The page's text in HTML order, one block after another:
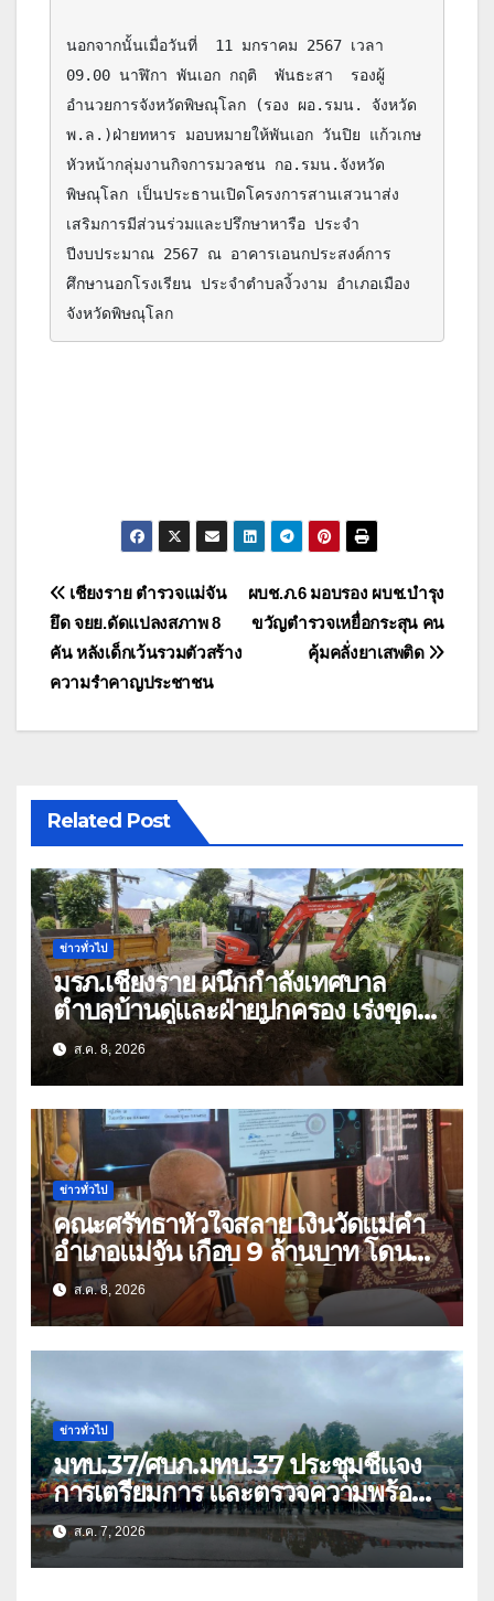
นอกจากนั้นเมื่อวันที่  11 มกราคม 2567 เวลา
09.00 นาฬิกา พันเอก กฤติ  พันธะสา  รองผู้
อำนวยการจังหวัดพิษณุโลก (รอง ผอ.รมน. จังหวัด
พ.ล.)ฝ่ายทหาร มอบหมายให้พันเอก วันปิย แก้วเกษ
หัวหน้ากลุ่มงานกิจการมวลชน กอ.รมน.จังหวัด
พิษณุโลก เป็นประธานเปิดโครงการสานเสวนาส่ง
เสริมการมีส่วนร่วมและปรึกษาหารือ ประจำ
ปีงบประมาณ 2567 ณ อาคารเอนกประสงค์การ
ศึกษานอกโรงเรียน ประจำตำบลงิ้วงาม อำเภอเมือง
แนะแนว
เรื่อง
ผบช.ภ.6 มอบรอง ผบช.บำรุง
ขวัญตำรวจเหยื่อกระสุน คน
คุ้มคลั่งยาเสพติด
เชียงราย ตำรวจแม่จัน
ยึด จยย.ดัดแปลงสภาพ 8
คัน หลังเด็กเว้นรวมตัวสร้าง
ความรำคาญประชาชน
Related Post
ข่าวทั่วไป
มรภ.เชียงราย ผนึกกำลังเทศบาล
ตำบลบ้านดู่และฝ่ายปกครอง เร่งขุด
ลอกสิ่งกีดขวางทางน้ำ ป้องกันและลด
ปัญหาน้ำท่วม
ส.ค. 8, 2026
ข่าวทั่วไป
คณะศรัทธาหัวใจสลาย เงินวัดแม่คำ
อำเภอแม่จัน เกือบ 9 ล้านบาท โดน
แก๊งคอลเซ็นเตอร์หลอกให้โอนข้ามปีก
ว่า 66 บัญชี
ส.ค. 8, 2026
ข่าวทั่วไป
มทบ.37/ศบภ.มทบ.37 ประชุมชี้แจง
การเตรียมการ และตรวจความพร้อม
ด้านการบรรเทาสาธารณภัย
ส.ค. 7, 2026